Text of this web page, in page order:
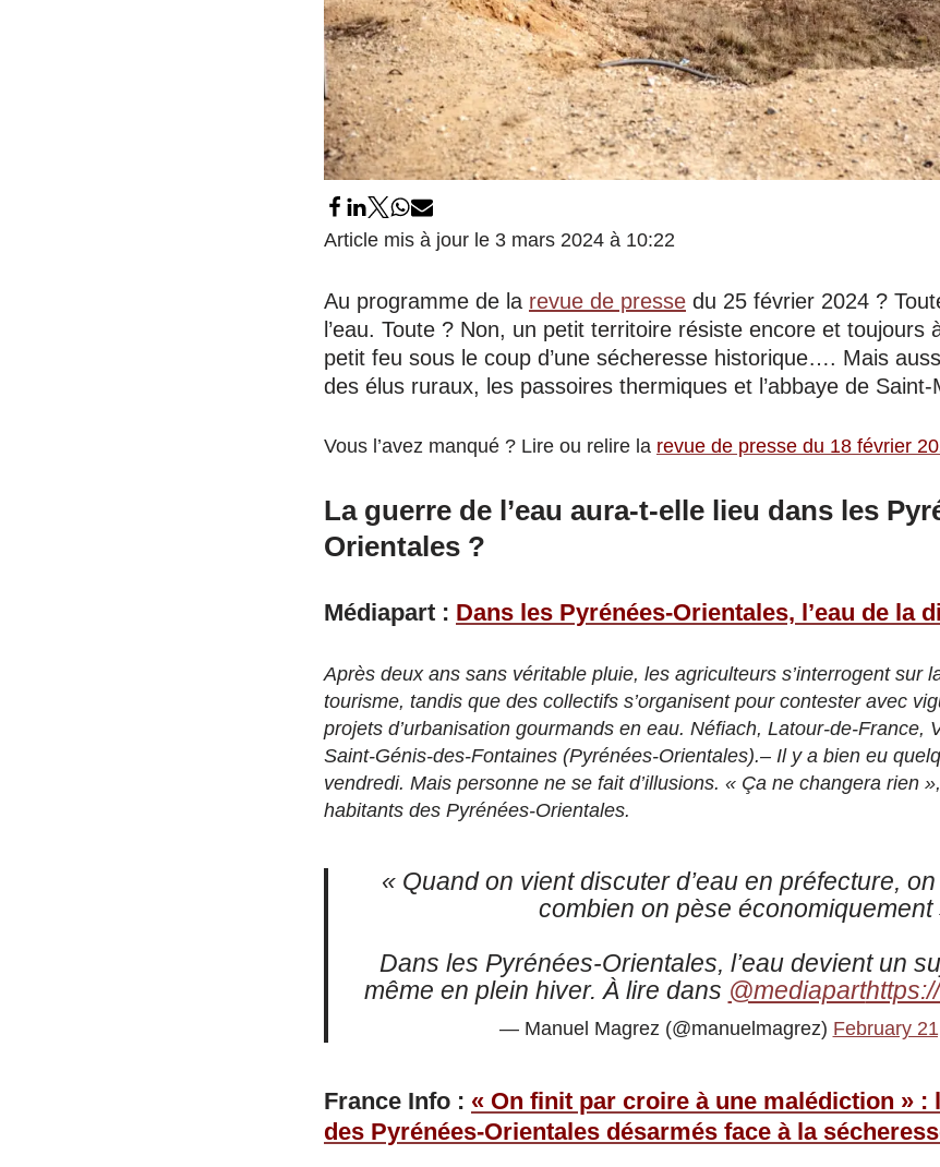
Article mis à jour le 3 mars 2024 à 10:22
Au programme de la revue de presse du 25 février 2024 ?
l’eau. Toute ? Non, un petit territoire résiste encore et toujours
petit feu sous le coup d’une sécheresse historique…. Mais
des élus ruraux, les passoires thermiques et l’abbaye de
Vous l’avez manqué ? Lire ou relire la revue de presse du 18 février
La guerre de l’eau aura-t-elle lieu dans les
Orientales ?
Médiapart : Dans les Pyrénées-Orientales, l’eau de la
Après deux ans sans véritable pluie, les agriculteurs s’interrogent sur
tourisme, tandis que des collectifs s’organisent pour contester avec
projets d’urbanisation gourmands en eau. Néfiach, Latour-de-France,
Saint-Génis-des-Fontaines (Pyrénées-Orientales).– Il y a bien eu
vendredi. Mais personne ne se fait d’illusions. « Ça ne changera rien
habitants des Pyrénées-Orientales.
« Quand on vient discuter d’eau en préfecture,
combien on pèse économiquement
Dans les Pyrénées-Orientales, l’eau devient un
même en plein hiver. À lire dans @mediapart
— Manuel Magrez (@manuelmagrez) February
France Info : « On finit par croire à une malédiction » :
des Pyrénées-Orientales désarmés face à la